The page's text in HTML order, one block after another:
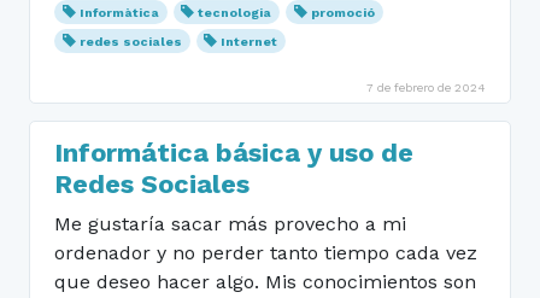
Informàtica tecnologia
promoció
redes sociales
Internet
7 de febrero de 2024
Informática básica y uso de
Redes Sociales
Me gustaría sacar más provecho a mi
ordenador y no perder tanto tiempo cada vez
que deseo hacer algo. Mis conocimientos son